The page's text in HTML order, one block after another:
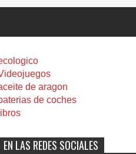
de aragon
de coches
libros
EN LAS REDES SOCIALES